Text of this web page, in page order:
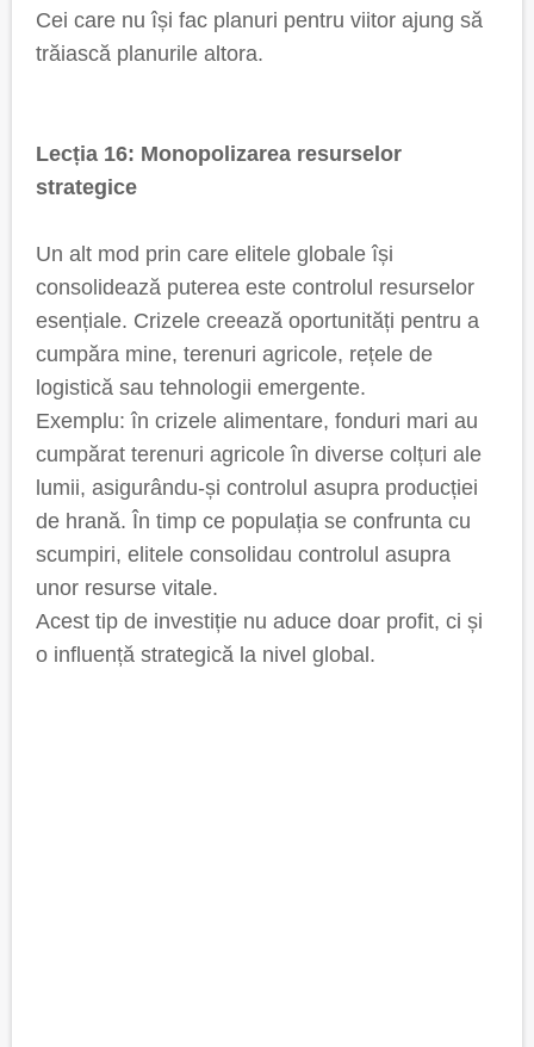
Cei care nu își fac planuri pentru viitor ajung să
trăiască planurile altora.
Lecția 16: Monopolizarea resurselor
strategice
Un alt mod prin care elitele globale își
consolidează puterea este controlul resurselor
esențiale. Crizele creează oportunități pentru a
cumpăra mine, terenuri agricole, rețele de
logistică sau tehnologii emergente.
Exemplu: în crizele alimentare, fonduri mari au
cumpărat terenuri agricole în diverse colțuri ale
lumii, asigurându-și controlul asupra producției
de hrană. În timp ce populația se confrunta cu
scumpiri, elitele consolidau controlul asupra
unor resurse vitale.
Acest tip de investiție nu aduce doar profit, ci și
o influență strategică la nivel global.